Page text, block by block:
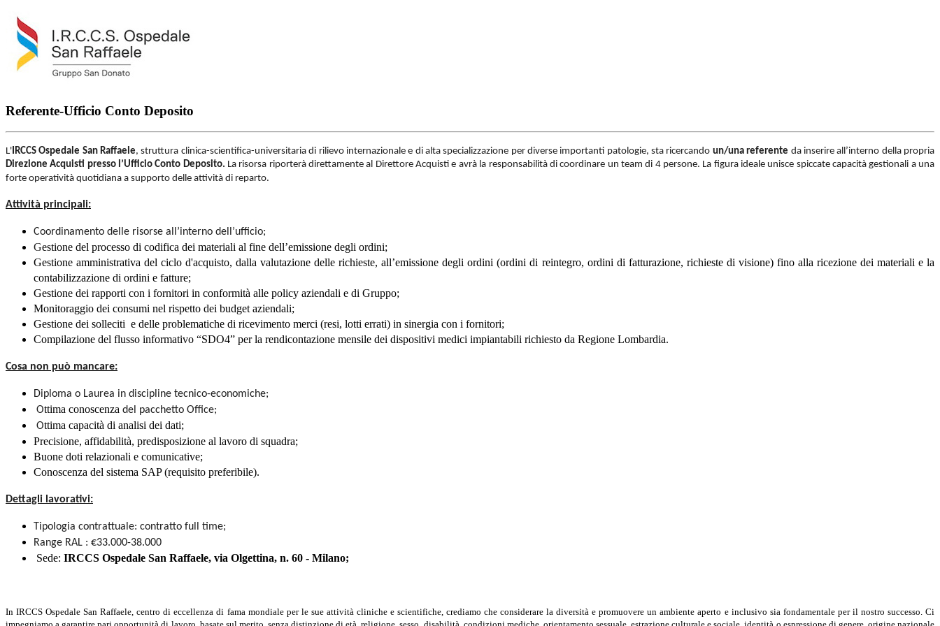
Referente-Ufficio Conto Deposito
L'IRCCS Ospedale San Raffaele, struttura clinica-scientifica-universitaria di rilievo internazionale e di alta specializzazione per diverse importanti patologie, sta ricercando un/una referente da inserire all’interno della propria
Direzione Acquisti presso l’Ufficio Conto Deposito. La risorsa riporterà direttamente al Direttore Acquisti e avrà la responsabilità di coordinare un team di 4 persone. La figura ideale unisce spiccate capacità gestionali a una
forte operatività quotidiana a supporto delle attività di reparto.
Attività principali:
Coordinamento delle risorse all’interno dell’ufficio;
Gestione del processo di codifica dei materiali al fine dell’emissione degli ordini;
Gestione amministrativa del ciclo d'acquisto, dalla valutazione delle richieste, all’emissione degli ordini (ordini di reintegro, ordini di fatturazione, richieste di visione) fino alla ricezione dei materiali e la
contabilizzazione di ordini e fatture;
Gestione dei rapporti con i fornitori in conformità alle policy aziendali e di Gruppo;
Monitoraggio dei consumi nel rispetto dei budget aziendali;
Gestione dei solleciti e delle problematiche di ricevimento merci (resi, lotti errati) in sinergia con i fornitori;
Compilazione del flusso informativo “SDO4” per la rendicontazione mensile dei dispositivi medici impiantabili richiesto da Regione Lombardia.
Cosa non può mancare:
Diploma o Laurea in discipline tecnico-economiche;
Ottima conoscenza del pacchetto Office;
Ottima capacità di analisi dei dati;
Precisione, affidabilità, predisposizione al lavoro di squadra;
Buone doti relazionali e comunicative;
Conoscenza del sistema SAP (requisito preferibile).
Dettagli lavorativi:
Tipologia contrattuale: contratto full time;
Range RAL : €33.000-38.000
Sede: IRCCS Ospedale San Raffaele, via Olgettina, n. 60 - Milano;
In IRCCS Ospedale San Raffaele, centro di eccellenza di fama mondiale per le sue attività cliniche e scientifiche, crediamo che considerare la diversità e promuovere un ambiente aperto e inclusivo sia fondamentale per il nostro successo. Ci